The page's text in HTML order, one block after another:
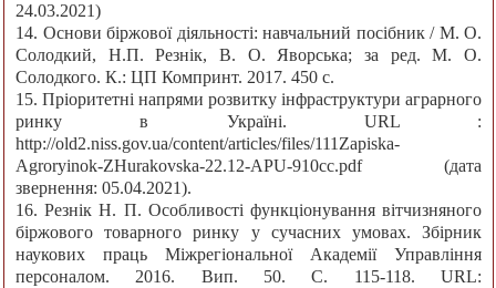
24.03.2021)
14. Основи біржової діяльності: навчальний посібник / М. О.
Солодкий, Н.П. Резнік, В. О. Яворська; за ред. М. О.
Солодкого. К.: ЦП Компринт. 2017. 450 с.
15. Пріоритетні напрями розвитку інфраструктури аграрного
ринку в Україні. URL :
http://old2.niss.gov.ua/content/articles/files/111Zapiska-
Agroryinok-ZHurakovska-22.12-APU-910cc.pdf (дата
звернення: 05.04.2021).
16. Резнік Н. П. Особливості функціонування вітчизняного
біржового товарного ринку у сучасних умовах. Збірник
наукових праць Міжрегіональної Академії Управління
персоналом. 2016. Вип. 50. С. 115-118. URL: